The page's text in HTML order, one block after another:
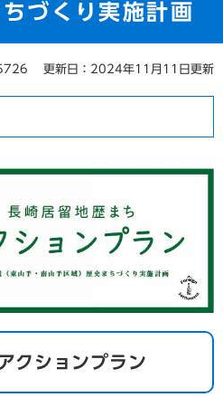
づくり実施計画
更新日：2024年11月11日更新
クションプラン